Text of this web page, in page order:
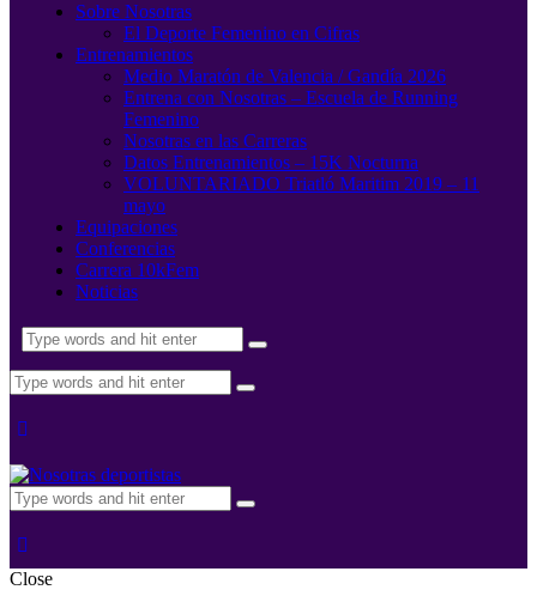
Sobre Nosotras
El Deporte Femenino en Cifras
Entrenamientos
Medio Maratón de Valencia / Gandía 2026
Entrena con Nosotras – Escuela de Running
Femenino
Nosotras en las Carreras
Datos Entrenamientos – 15K Nocturna
VOLUNTARIADO Triatló Maritim 2019 – 11
mayo
Equipaciones
Conferencias
Carrera 10kFem
Noticias
Close